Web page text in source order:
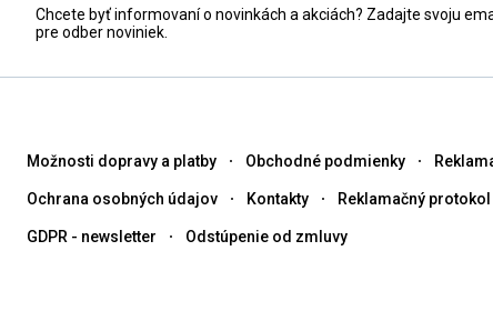
Chcete byť informovaní o novinkách a akciách? Zadajte svoju
pre odber noviniek.
Možnosti dopravy a platby Obchodné podmienky
Ochrana osobných údajov Kontakty Reklamačný protokol
GDPR - newsletter Odstúpenie od zmluvy